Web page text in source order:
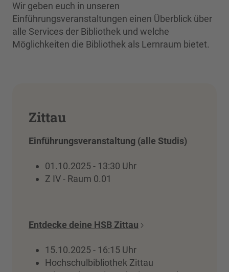
Wir geben euch in unseren
Einführungsveranstaltungen einen Überblick über
alle Services der Bibliothek und welche
Möglichkeiten die Bibliothek als Lernraum bietet.
Zittau
Einführungsveranstaltung (alle Studis)
01.10.2025 - 13:30 Uhr
Z IV - Raum 0.01
Entdecke deine HSB Zittau
15.10.2025 - 16:15 Uhr
Hochschulbibliothek Zittau